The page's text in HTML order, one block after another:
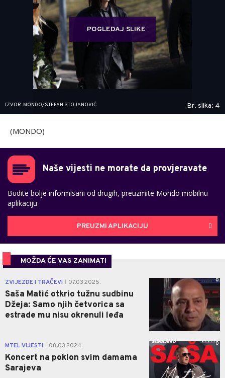
POGLEDAJ SLIKE
IZVOR: MONDO/STEFAN STOJANOVIĆ Br. slika: 4
(MONDO)
Naše vijesti ne morate da provjeravate
Budite bolje informisani od drugih, preuzmite Mondo mobilnu
aplikaciju
PREUZMI APLIKACIJU
MOŽDA ĆE VAS ZANIMATI
ZVIJEZDE I TRAČEVI 07.03.2025.
Saša Matić otkrio tužnu sudbinu
Džeja: Samo njih četvorica sa
estrade mu nisu okrenuli leđa
0
MTEL VIJESTI 08.03.2024.
Koncert na poklon svim damama
Sarajeva
0